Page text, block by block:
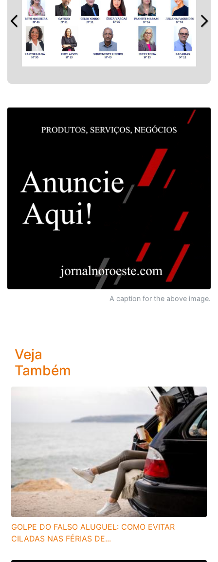
A caption for the above image.
Veja
Também
GOLPE DO FALSO ALUGUEL: COMO EVITAR
CILADAS NAS FÉRIAS DE...